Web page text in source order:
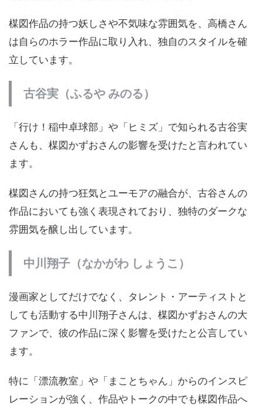
楳図作品の持つ妖しさや不気味な雰囲気を、高橋さん
は自らのホラー作品に取り入れ、独自のスタイルを確
立しています。
古谷実（ふるや みのる）
「行け！稲中卓球部」や「ヒミズ」で知られる古谷実
さんも、楳図かずおさんの影響を受けたと言われてい
ます。
楳図さんの持つ狂気とユーモアの融合が、古谷さんの
作品においても強く表現されており、独特のダークな
雰囲気を醸し出しています。
中川翔子（なかがわ しょうこ）
漫画家としてだけでなく、タレント・アーティストと
しても活動する中川翔子さんは、楳図かずおさんの大
ファンで、彼の作品に深く影響を受けたと公言してい
ます。
特に「漂流教室」や「まことちゃん」からのインスピ
レーションが強く、作品やトークの中でも楳図作品へ